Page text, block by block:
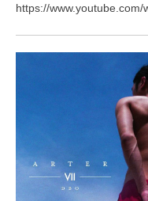
https://